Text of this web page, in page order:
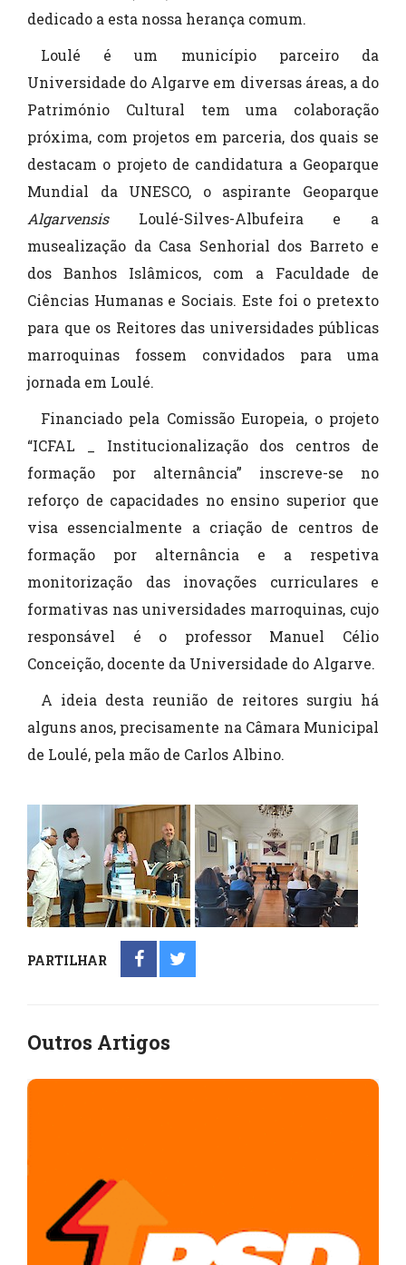
dedicado a esta nossa herança comum.
Loulé é um município parceiro da
Universidade do Algarve em diversas áreas, a do
Património Cultural tem uma colaboração
próxima, com projetos em parceria, dos quais se
destacam o projeto de candidatura a Geoparque
Mundial da UNESCO, o aspirante Geoparque
AlgarvensisLoulé-Silves-Albufeira e a
musealização da Casa Senhorial dos Barreto e
dos Banhos Islâmicos, com a Faculdade de
Ciências Humanas e Sociais. Este foi o pretexto
para que os Reitores das universidades públicas
marroquinas fossem convidados para uma
jornada em Loulé.
Financiado pela Comissão Europeia, o projeto
“ICFAL _ Institucionalização dos centros de
formação por alternância” inscreve-se no
reforço de capacidades no ensino superior que
visa essencialmente a criação de centros de
formação por alternância e a respetiva
monitorização das inovações curriculares e
formativas nas universidades marroquinas, cujo
responsável é o professor Manuel Célio
Conceição, docente da Universidade do Algarve.
A ideia desta reunião de reitores surgiu há
alguns anos, precisamente na Câmara Municipal
de Loulé, pela mão de Carlos Albino.
PARTILHAR
Outros Artigos